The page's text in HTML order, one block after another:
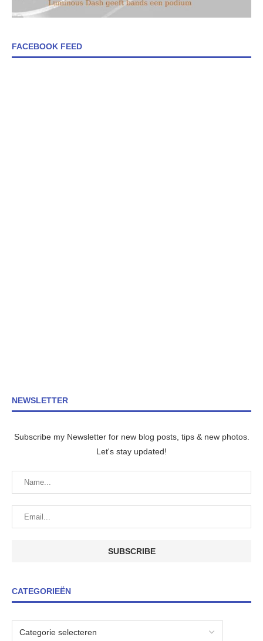
FACEBOOK FEED
NEWSLETTER
Subscribe my Newsletter for new blog posts, tips & new photos.
Let's stay updated!
CATEGORIEËN